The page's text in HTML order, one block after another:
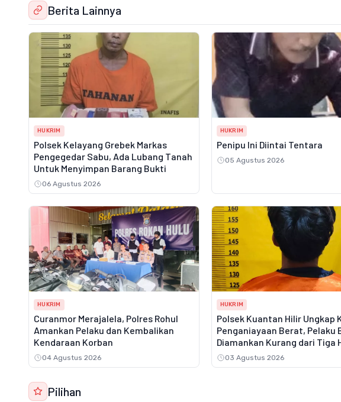
Berita Lainnya
HUKRIM
Polsek Kelayang Grebek Markas
Pengegedar Sabu, Ada Lubang Tanah
Untuk Menyimpan Barang Bukti
06 Agustus 2026
HUKRIM
Penipu Ini Diintai Tentara
05 Agustus 2026
HUKRIM
Curanmor Merajalela, Polres Rohul
Amankan Pelaku dan Kembalikan
Kendaraan Korban
04 Agustus 2026
HUKRIM
Polsek Kuantan Hilir Ungkap
Penganiayaan Berat, Pelaku
Diamankan Kurang dari Tiga
03 Agustus 2026
Pilihan